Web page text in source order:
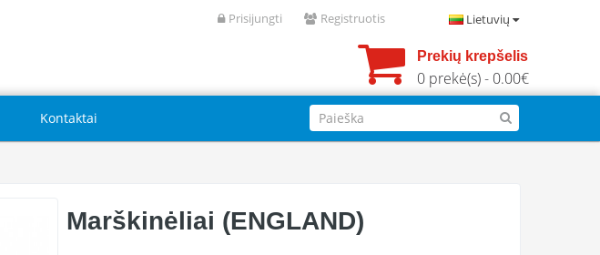
Prisijungti Registruotis Lietuvių
Prekių krepšelis
0 prekė(s) - 0.00€
Kontaktai
Marškinėliai (ENGLAND)